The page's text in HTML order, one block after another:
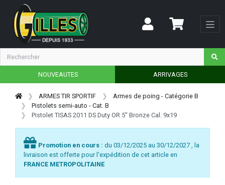
NOUVEAUTES ARRIVAGES
ARMES TIR SPORTIF
Armes de poing - Catégorie B
Pistolets semi-auto - Cat. B
Pistolet TISAS 2011 DS Duty OR 5" Bronze Cal. 9x19
Promotion en cours : du 03/12/2025 au 30/12/2027 , la
livraison est offerte pour l'expédition de cet article en
FRANCE METROPOLITAINE